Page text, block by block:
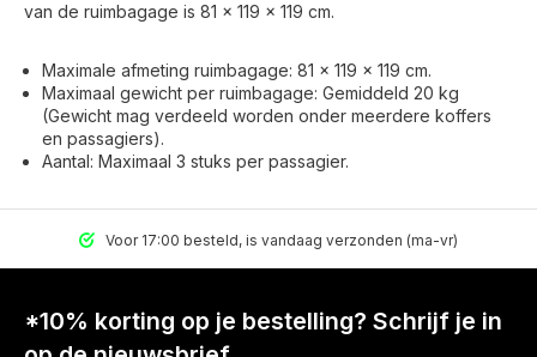
Voor 17:00 besteld, is vandaag verzonden (ma-vr)
van de ruimbagage is 81 x 119 x 119 cm.
Maximale afmeting ruimbagage: 81 x 119 x 119 cm.
Maximaal gewicht per ruimbagage: Gemiddeld 20 kg
(Gewicht mag verdeeld worden onder meerdere koffers
en passagiers).
Aantal: Maximaal 3 stuks per passagier.
Voor 17:00 besteld, is vandaag verzonden (ma-vr)
*10% korting op je bestelling? Schrijf je in